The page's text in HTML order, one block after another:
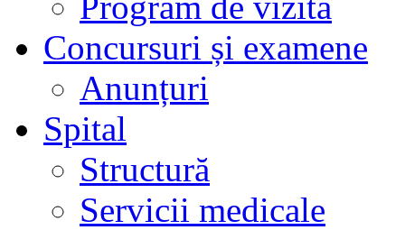
Concursuri și examene
Anunțuri
Spital
Structură
Servicii medicale